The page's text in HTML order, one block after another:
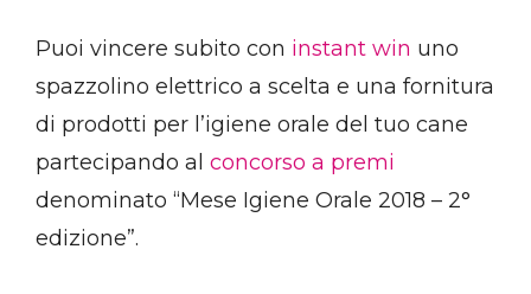
Puoi vincere subito con instant win uno
spazzolino elettrico a scelta e una fornitura
di prodotti per l’igiene orale del tuo cane
partecipando al concorso a premi
denominato “Mese Igiene Orale 2018 – 2°
edizione”.